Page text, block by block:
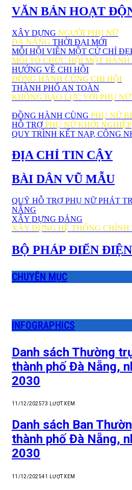
VĂN BẢN HOẠT
XÂY DỰNG NGƯỜI PHỤ NỮ
ĐÀ NẴNG THỜI ĐẠI MỚI
MỖI HỘI VIÊN MỘT CỬ CHỈ
MỖI TỔ CHỨC HỘI MỘT
HƯỚNG VỀ CHI HỘI
ĐỒNG HÀNH CÙNG CHI HỘI
THÀNH PHỐ AN TOÀN
KHÔNG BẠO LỰC VỚI PHỤ
ĐỒNG HÀNH CÙNG PHỤ NỮ
HỖ TRỢ PHỤ NỮ KHỞI NGHIỆP
QUY TRÌNH KẾT NẠP, CÔNG
ĐỊA CHỈ TIN CẬY
BÀI DÂN VŨ MẪU
QUỸ HỖ TRỢ PHỤ NỮ PHÁT
NẴNG
XÂY DỰNG ĐẢNG
XÂY DỰNG HỆ THỐNG CHÍNH
BỘ PHÁP ĐIỂN
CHUYÊN MỤC
INFOGRAPHICS
Danh sách Thường
thành phố Đà Nẵng,
2030
11/12/202573 LƯỢT XEM
Danh sách Ban
thành phố Đà Nẵng,
2030
11/12/202541 LƯỢT XEM